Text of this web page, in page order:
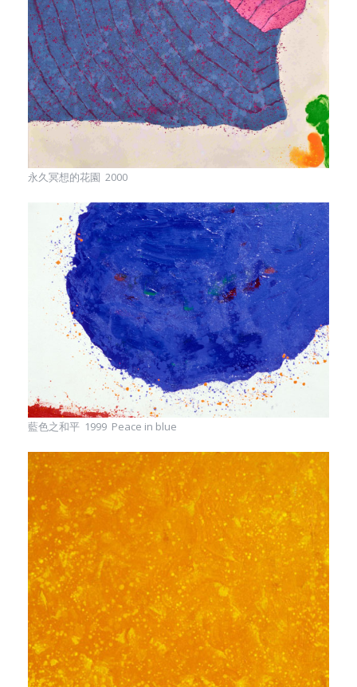
永久冥想的花園 2000
藍色之和平 1999 Peace in blue